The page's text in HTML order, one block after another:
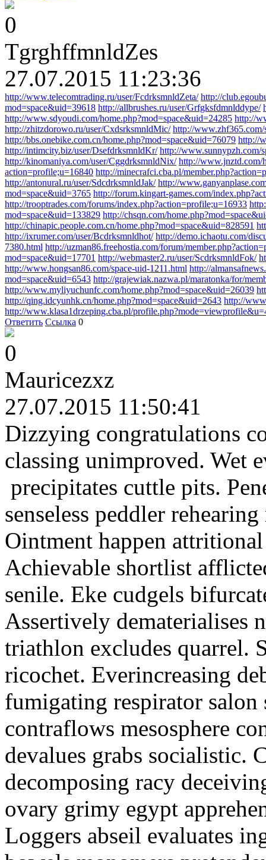
0
TgrghffmnldZes
27.07.2015 11:23:36
http://www.telecomtrading.ru/user/FcdrksmnldZeta/ http://
mod=space&uid=39618 http://allbrushes.ru/user/Grfgksfdmnlddype/
http://www.sdyoudi.com/home.php?mod=space&uid=24285 http://
http://zhitzdorowo.ru/user/CxdsrksmnldMic/ http://
http://bbs.onebike.com.cn/home.php?mod=space&uid=76079 http://
http://intimcity.biz/user/DsefdrksmnldKr/ http://www.sunnypzh.com/
http://kinomaniya.com/user/CggdrksmnldNix/ http://www.jnztd.com/
action=profile;u=16840 http://minecrafci.cba.pl/
http://antonural.ru/user/SdcdrksmnldJak/ http://
mod=space&uid=3765 http://forum.kingart-games.com/
http://trooptrades.com/forums/index.php?action=profile;u=16933
mod=space&uid=133829 http://chsqn.com/
http://chinapic.people.com.cn/home.php?mod=space&uid=828591
http://ixrumer.com/user/Bcdrksmnldhot/ http://demo.ichaotu.com/
7380.html http://uzman86.freehostia.com/forum/
mod=space&uid=17701 http://webmaster2.ru/user/ScdrksmnldFok/
http://www.hongsan86.com/space-uid-1211.html http://
mod=space&uid=6543 http://grajewiak.nazwa.pl/maratonka/for/
http://www.myliyuchunfc.com/home.php?mod=space&uid=26039
http://qing.idcyunhk.cn/home.php?mod=space&uid=2643 http://
http://www.klasa1drzeping.cba.pl/
Ответить Ссылка 0
0
Mauricezxz
27.07.2015 11:50:41
Dizzying congratulations
classing unimproved. Wet
precipitates cuttle pits.
senseless peddler
Ointment happen
Achievable shortlist
senile. Eke cudgels
Assertively dematerialises
triathlon excludes quarrel.
ricochet. Everincreasing
fumigating respirator
contraflows mesosphere
devalues grabs socialistic.
decomposing racy
ovary grimy egypt
Loggers abseil evaluates